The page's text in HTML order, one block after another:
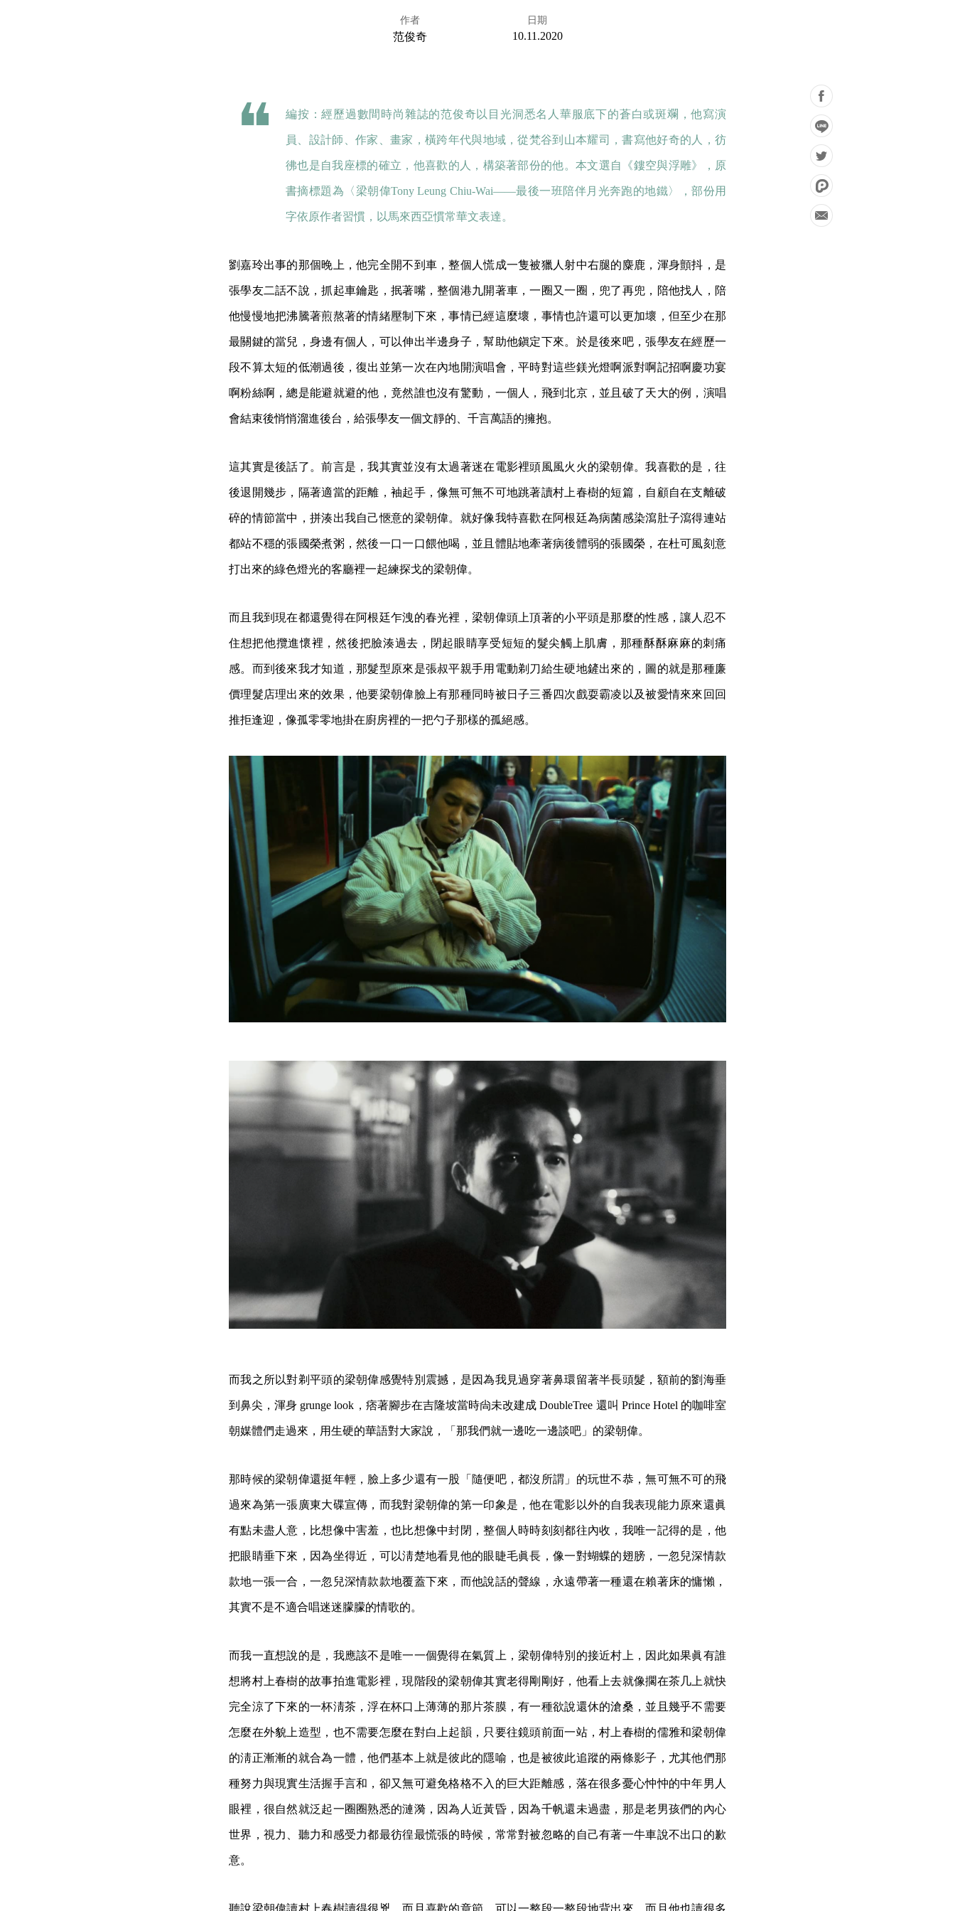
作者
范俊奇
日期
10.11.2020
編按：經歷過數間時尚雜誌的范俊奇以目光洞悉名人華服底下的蒼白或斑斕，他寫演
員、設計師、作家、畫家，橫跨年代與地域，從梵谷到山本耀司，書寫他好奇的人，彷
彿也是自我座標的確立，他喜歡的人，構築著部份的他。本文選自《鏤空與浮雕》，原
書摘標題為〈梁朝偉Tony Leung Chiu-Wai——最後一班陪伴月光奔跑的地鐵〉，部份用
字依原作者習慣，以馬來西亞慣常華文表達。
劉嘉玲出事的那個晚上，他完全開不到車，整個人慌成一隻被獵人射中右腿的麋鹿，渾身顫抖，是
張學友二話不說，抓起車鑰匙，抿著嘴，整個港九開著車，一圈又一圈，兜了再兜，陪他找人，陪
他慢慢地把沸騰著煎熬著的情緒壓制下來，事情已經這麼壞，事情也許還可以更加壞，但至少在那
最關鍵的當兒，身邊有個人，可以伸出半邊身子，幫助他鎭定下來。於是後來吧，張學友在經歷一
段不算太短的低潮過後，復出並第一次在內地開演唱會，平時對這些鎂光燈啊派對啊記招啊慶功宴
啊粉絲啊，總是能避就避的他，竟然誰也沒有驚動，一個人，飛到北京，並且破了天大的例，演唱
會結束後悄悄溜進後台，給張學友一個文靜的、千言萬語的擁抱。
這其實是後話了。前言是，我其實並沒有太過著迷在電影裡頭風風火火的梁朝偉。我喜歡的是，往
後退開幾步，隔著適當的距離，袖起手，像無可無不可地跳著讀村上春樹的短篇，自顧自在支離破
碎的情節當中，拼湊出我自己愜意的梁朝偉。就好像我特喜歡在阿根廷為病菌感染瀉肚子瀉得連站
都站不穩的張國榮煮粥，然後一口一口餵他喝，並且體貼地牽著病後體弱的張國榮，在杜可風刻意
打出來的綠色燈光的客廳裡一起練探戈的梁朝偉。
而且我到現在都還覺得在阿根廷乍洩的春光裡，梁朝偉頭上頂著的小平頭是那麼的性感，讓人忍不
住想把他攬進懷裡，然後把臉湊過去，閉起眼睛享受短短的髮尖觸上肌膚，那種酥酥麻麻的刺痛
感。而到後來我才知道，那髮型原來是張叔平親手用電動剃刀給生硬地鏟出來的，圖的就是那種廉
價理髮店理出來的效果，他要梁朝偉臉上有那種同時被日子三番四次戲耍霸凌以及被愛情來來回回
推拒逢迎，像孤零零地掛在廚房裡的一把勺子那樣的孤絕感。
而我之所以對剃平頭的梁朝偉感覺特別震撼，是因為我見過穿著鼻環留著半長頭髮，額前的劉海垂
到鼻尖，渾身 grunge look，痞著腳步在吉隆坡當時尙未改建成 DoubleTree 還叫 Prince Hotel 的咖啡室
朝媒體們走過來，用生硬的華語對大家說，「那我們就一邊吃一邊談吧」的梁朝偉。
那時候的梁朝偉還挺年輕，臉上多少還有一股「隨便吧，都沒所謂」的玩世不恭，無可無不可的飛
過來為第一張廣東大碟宣傳，而我對梁朝偉的第一印象是，他在電影以外的自我表現能力原來還眞
有點未盡人意，比想像中害羞，也比想像中封閉，整個人時時刻刻都往內收，我唯一記得的是，他
把眼睛垂下來，因為坐得近，可以淸楚地看見他的眼睫毛眞長，像一對蝴蝶的翅膀，一忽兒深情款
款地一張一合，一忽兒深情款款地覆蓋下來，而他說話的聲線，永遠帶著一種還在賴著床的慵懶，
其實不是不適合唱迷迷朦朦的情歌的。
而我一直想說的是，我應該不是唯一一個覺得在氣質上，梁朝偉特別的接近村上，因此如果眞有誰
想將村上春樹的故事拍進電影裡，現階段的梁朝偉其實老得剛剛好，他看上去就像擱在茶几上就快
完全涼了下來的一杯淸茶，浮在杯口上薄薄的那片茶膜，有一種欲說還休的滄桑，並且幾乎不需要
怎麼在外貌上造型，也不需要怎麼在對白上起韻，只要往鏡頭前面一站，村上春樹的儒雅和梁朝偉
的淸正漸漸的就合為一體，他們基本上就是彼此的隱喻，也是被彼此追蹤的兩條影子，尤其他們那
種努力與現實生活握手言和，卻又無可避免格格不入的巨大距離感，落在很多憂心忡忡的中年男人
眼裡，很自然就泛起一圈圈熟悉的漣漪，因為人近黃昏，因為千帆還未過盡，那是老男孩們的內心
世界，視力、聽力和感受力都最彷徨最慌張的時候，常常對被忽略的自己有著一牛車說不出口的歉
意。
聽說梁朝偉讀村上春樹讀得很兇，而且喜歡的章節，可以一整段一整段地背出來，而且他也讀很多